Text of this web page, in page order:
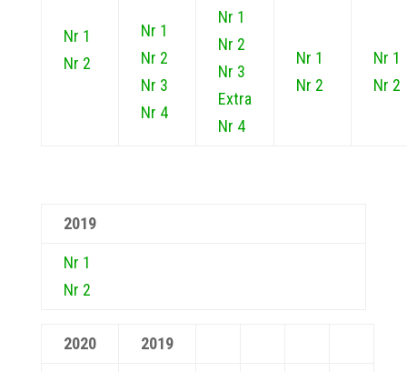
Nr 1
Nr 2
Nr 1
Nr 2
Nr 3
Nr 4
Nr 1
Nr 2
Nr 3
Extra
Nr 4
Nr 1
Nr 2
Nr 1
Nr 2
2019
Nr 1
Nr 2
2020 2019